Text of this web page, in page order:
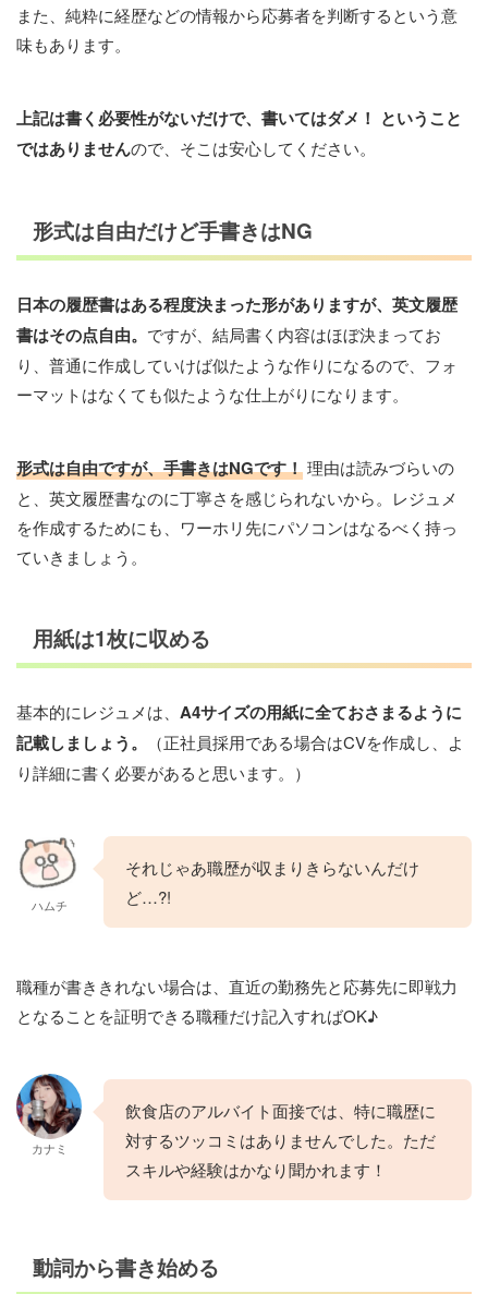
また、純粋に経歴などの情報から応募者を判断するという意
味もあります。
上記は書く必要性がないだけで、書いてはダメ！ ということ
ではありませんので、そこは安心してください。
形式は自由だけど手書きはNG
日本の履歴書はある程度決まった形がありますが、英文履歴
書はその点自由。 ですが、結局書く内容はほぼ決まってお
り、普通に作成していけば似たような作りになるので、フォ
ーマットはなくても似たような仕上がりになります。
形式は自由ですが、手書きはNGです！理由は読みづらいの
と、英文履歴書なのに丁寧さを感じられないから。レジュメ
を作成するためにも、ワーホリ先にパソコンはなるべく持っ
ていきましょう。
用紙は1枚に収める
基本的にレジュメは、 A4サイズの用紙に全ておさまるように
記載しましょう。
（正社員採用である場合はCVを作成し、よ
り詳細に書く必要があると思います。）
ハムチ
それじゃあ職歴が収まりきらないんだけ
ど…?!
職種が書ききれない場合は、直近の勤務先と応募先に即戦力
となることを証明できる職種だけ記入すればOK♪
カナミ
飲食店のアルバイト面接では、特に職歴に
対するツッコミはありませんでした。ただ
スキルや経験はかなり聞かれます！
動詞から書き始める